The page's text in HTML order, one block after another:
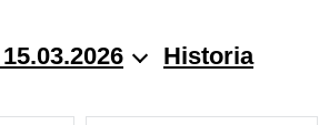
Historia